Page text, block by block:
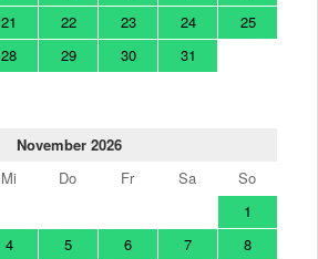
21 22 23 24
25
28 29 30 31
November 2026
Mi Do Fr Sa
So
1
4 5 6 7
8